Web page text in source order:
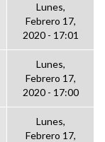
Lunes,
Febrero 17,
2020 - 17:01
Lunes,
Febrero 17,
2020 - 17:00
Lunes,
Febrero 17,